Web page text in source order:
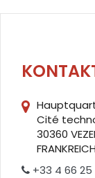
Cité
30360
FRANKREICH
+33 4 66